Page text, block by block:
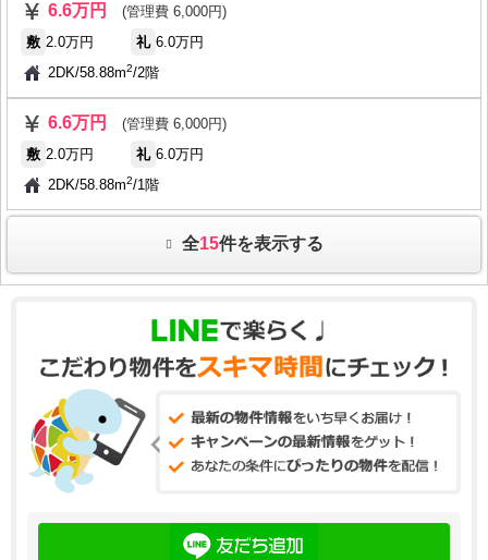
6.6万円
(管理費 6,000円)
敷 2.0万円 礼 6.0万円
2DK/58.88m2/2階
6.6万円
(管理費 6,000円)
敷 2.0万円 礼 6.0万円
2DK/58.88m2/1階
全15件を表示する